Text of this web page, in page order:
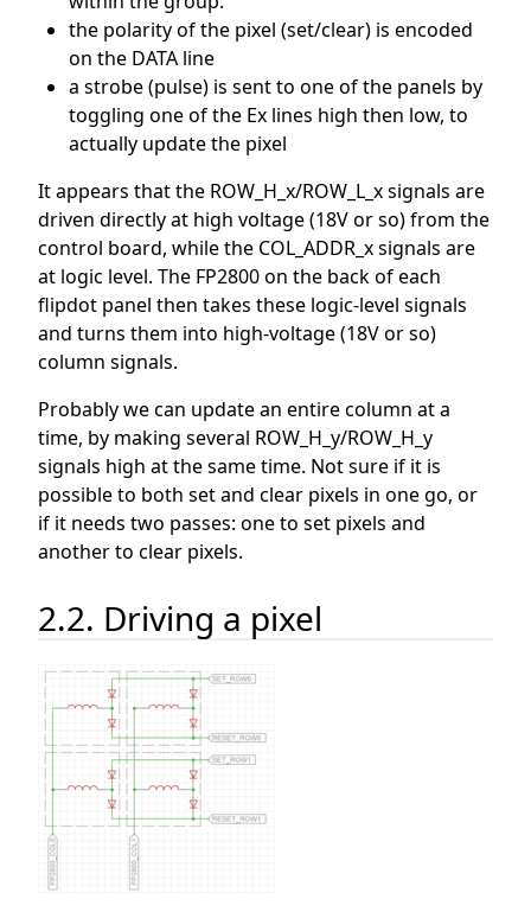
the polarity of the pixel (set/clear) is encoded
on the DATA line
a strobe (pulse) is sent to one of the panels by
toggling one of the Ex lines high then low, to
actually update the pixel
It appears that the ROW_H_x/ROW_L_x signals are
driven directly at high voltage (18V or so) from the
control board, while the COL_ADDR_x signals are
at logic level. The FP2800 on the back of each
flipdot panel then takes these logic-level signals
and turns them into high-voltage (18V or so)
column signals.
Probably we can update an entire column at a
time, by making several ROW_H_y/ROW_H_y
signals high at the same time. Not sure if it is
possible to both set and clear pixels in one go, or
if it needs two passes: one to set pixels and
another to clear pixels.
2.2. Driving a pixel